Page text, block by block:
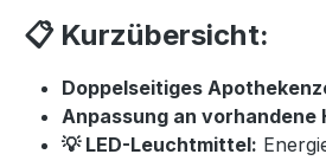
📋 Kurzübersicht:
Doppelseitiges
Anpassung an vorhandene
💡 LED-Leuchtmittel: